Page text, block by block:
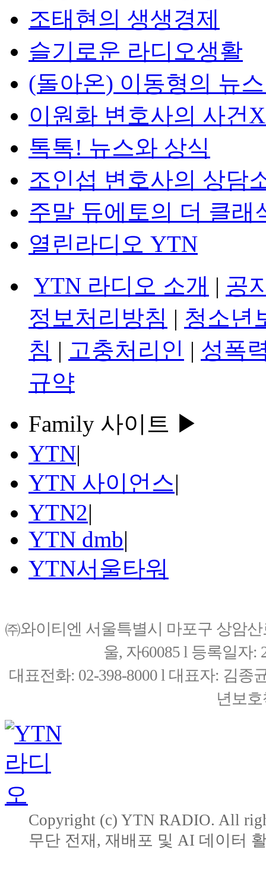
조태현의 생생경제
슬기로운 라디오생활
(돌아온) 이동형의 뉴
이원화 변호사의 사건
톡톡! 뉴스와 상식
조인섭 변호사의 상담
주말 듀에토의 더 클래
열린라디오 YTN
YTN 라디오 소개 | 공
정보처리방침 | 청소년
침 | 고충처리인 | 성폭
규약
Family 사이트 ▶
YTN|
YTN 사이언스|
YTN2|
YTN dmb|
YTN서울타워
㈜와이티엔 서울특별시 마포구 상암
울, 자60085 l 등록일자:
대표전화: 02-398-8000 l 대표자: 김종
년보
Copyright (c) YTN RADIO. All
무단 전재, 재배포 및 AI 데이터